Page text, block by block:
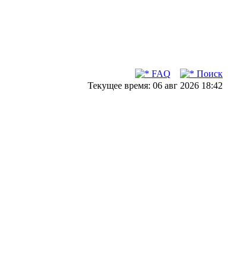
FAQ
Поиск
Текущее время: 06 авг 2026 18:42